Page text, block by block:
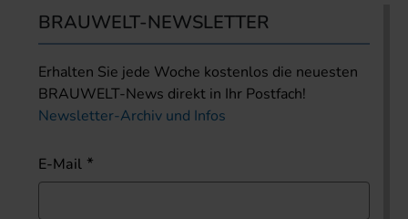
BRAUWELT-NEWSLETTER
Erhalten Sie jede Woche kostenlos die neuesten
BRAUWELT-News direkt in Ihr Postfach!
Newsletter-Archiv und Infos
E-Mail